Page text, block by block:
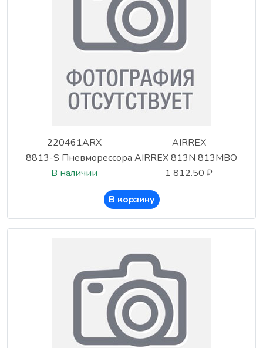
220461ARX
AIRREX
8813-S Пневморессора AIRREX 813N 813MBO
В наличии
1 812.50 ₽
В корзину